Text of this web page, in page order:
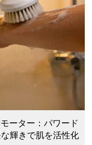
ーター：パワード
輝きで肌を活性化